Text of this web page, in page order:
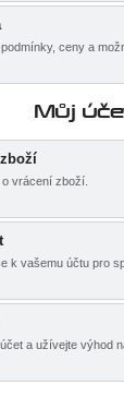
ceny a
Můj
vrácení zboží.
k vašemu účtu pro
a užívejte výhod